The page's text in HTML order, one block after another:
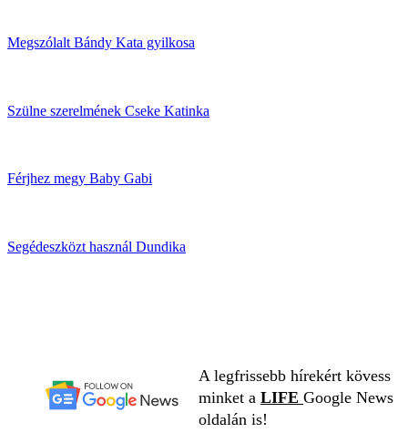
Megszólalt Bándy Kata gyilkosa
Szülne szerelmének Cseke Katinka
Férjhez megy Baby Gabi
Segédeszközt használ Dundika
A legfrissebb hírekért kövess
minket a LIFE Google News
oldalán is!